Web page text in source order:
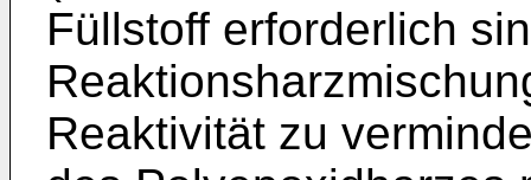
Füllstoff erforderlich
Reaktivität zu